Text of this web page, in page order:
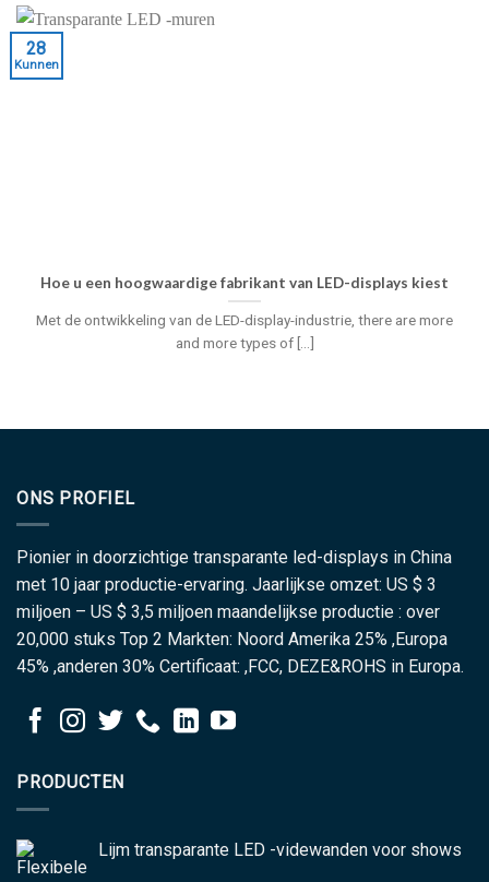
Hoe u een hoogwaardige fabrikant van LED-displays kiest
Met de ontwikkeling van de LED-display-industrie, there are more
and more types of[...]
28
Kunnen
ONS PROFIEL
Pionier in doorzichtige transparante led-displays in China
met 10 jaar productie-ervaring. Jaarlijkse omzet: US $ 3
miljoen – US $ 3,5 miljoen maandelijkse productie : over
20,000 stuks Top 2 Markten: Noord Amerika 25% ,Europa
45% ,anderen 30% Certificaat: ,FCC, DEZE&ROHS in Europa.
PRODUCTEN
Lijm transparante LED -videwanden voor shows